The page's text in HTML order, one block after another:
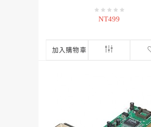
NT499
加入購物車